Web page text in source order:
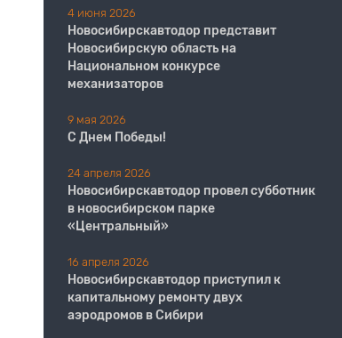
4 июня 2026
Новосибирскавтодор представит
Новосибирскую область на
Национальном конкурсе
механизаторов
9 мая 2026
С Днем Победы!
24 апреля 2026
Новосибирскавтодор провел субботник
в новосибирском парке
«Центральный»
16 апреля 2026
Новосибирскавтодор приступил к
капитальному ремонту двух
аэродромов в Сибири